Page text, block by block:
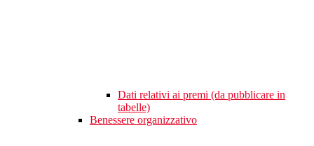
Dati relativi ai premi (da pubblicare in
tabelle)
Benessere organizzativo